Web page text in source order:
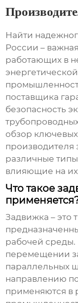
Найти
России –
работающих в
поставщика
безопасность
обзор
производителя
различные
влияющие на их
Что такое
Задвижка – это
рабочей
перемещении
параллельных
направлению
применяются в